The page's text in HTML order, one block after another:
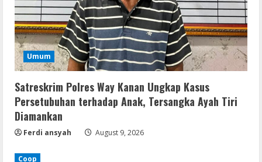
Umum
Satreskrim Polres Way Kanan Ungkap Kasus
Persetubuhan terhadap Anak, Tersangka Ayah Tiri
Diamankan
Ferdi ansyah August 9, 2026
Coop